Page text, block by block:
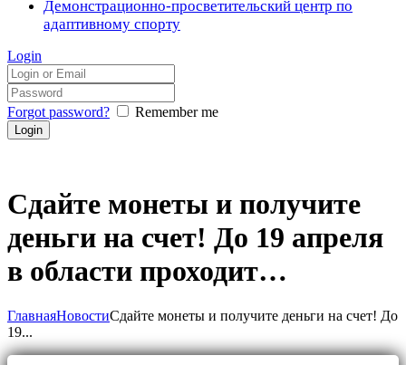
Демонстрационно-просветительский центр по
адаптивному спорту
Login
Forgot password? Remember me
Сдайте монеты и получите
деньги на счет! До 19 апреля
в области проходит…
ГлавнаяНовостиСдайте монеты и получите деньги на счет! До
19...